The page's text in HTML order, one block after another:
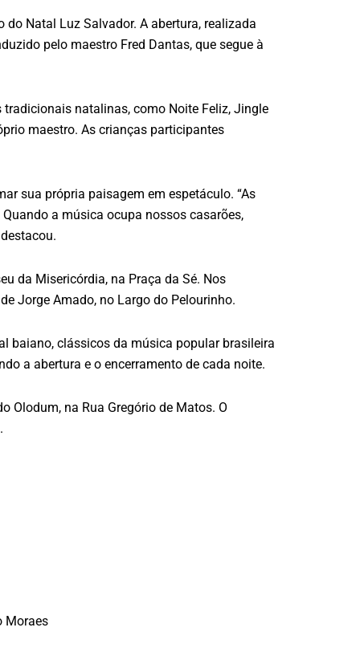
Natal Luz Salvador. A abertura, realizada
pelo maestro Fred Dantas, que segue à
natalinas, como Noite Feliz, Jingle
maestro. As crianças participantes
sua própria paisagem em espetáculo. “As
a música ocupa nossos casarões,
da Misericórdia, na Praça da Sé. Nos
Jorge Amado, no Largo do Pelourinho.
baiano, clássicos da música popular brasileira
a abertura e o encerramento de cada noite.
Olodum, na Rua Gregório de Matos. O
Moraes